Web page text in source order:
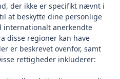
der ikke er specifikt nævnt i
at beskytte dine personlige
internationalt anerkendte
disse regioner kan have
er beskrevet ovenfor, samt
rettigheder inkluderer: